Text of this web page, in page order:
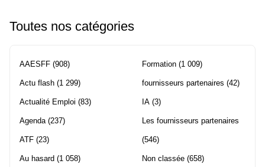
Toutes nos catégories
AAESFF (908)
Actu flash (1 299)
Actualité Emploi (83)
Agenda (237)
ATF (23)
Au hasard (1 058)
Formation (1 009)
fournisseurs partenaires (42)
IA (3)
Les fournisseurs partenaires
(546)
Non classée (658)